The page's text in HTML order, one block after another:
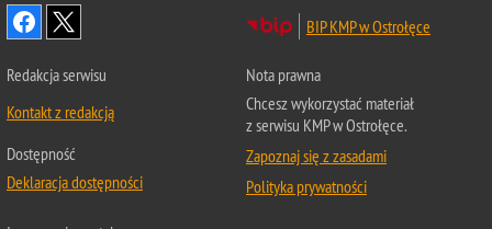
BIP KMP w Ostrołęce
Redakcja serwisu
Kontakt z redakcją
Dostępność
Deklaracja dostępności
Nota prawna
Chcesz wykorzystać materiał
z serwisu KMP w Ostrołęce.
Zapoznaj się z zasadami
Polityka prywatności